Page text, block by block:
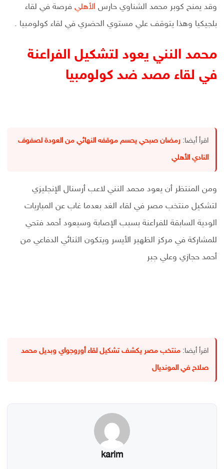
وقد يمنح كوبر محمد الشناوي حارس الأهلي فرصة في لقاء
بلجيكيا وهذا يتوقف علي مستوي الحضري في لقاء كولومبيا .
محمد النني يعود لتشكيل الفراعنة
في لقاء مصد ضد كولومبيا
اقرأ أيضا: رمضان صبحي يحسم موقفه النهائي من العودة لصفوف
النادي الأهلي
ومن المنتظر أن يعود محمد النني لاعب أرسنال الإنجليزي
لتشكيل منتخب مصر في لقاء الغد بعدما غاب عن المباريات
الودية السابقة للفراعنة بسبب الإصابة وسيعود أحمد فتحي
للمشاركة في مركز الظهير الأيسر ويتكون الثنائي الدفاعي من
أحمد حجازي وعلي جبر
اقرأ أيضا: منتخب مصر يكشف تشكيل لقاء أوروجواي وبديل محمد
صلاح في المونديال
karim